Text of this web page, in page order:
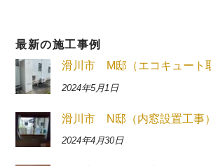
最新の施工事例
滑川市 M邸（エコキュート
2024年5月1日
滑川市 N邸（内窓設置工事）
2024年4月30日